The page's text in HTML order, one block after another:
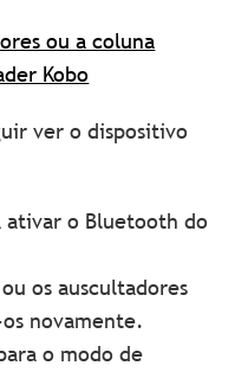
ou a coluna
Kobo
ver o dispositivo
ativar o Bluetooth do
os auscultadores
novamente.
o modo de